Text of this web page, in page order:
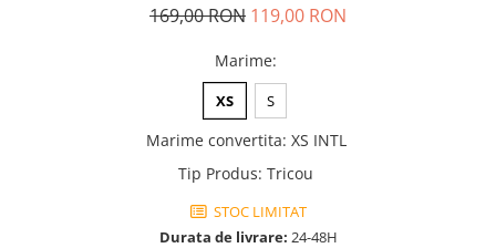
169,00 RON 119,00 RON
Marime:
XS S
Marime convertita: XS INTL
Tip Produs: Tricou
STOC LIMITAT
Durata de livrare: 24-48H